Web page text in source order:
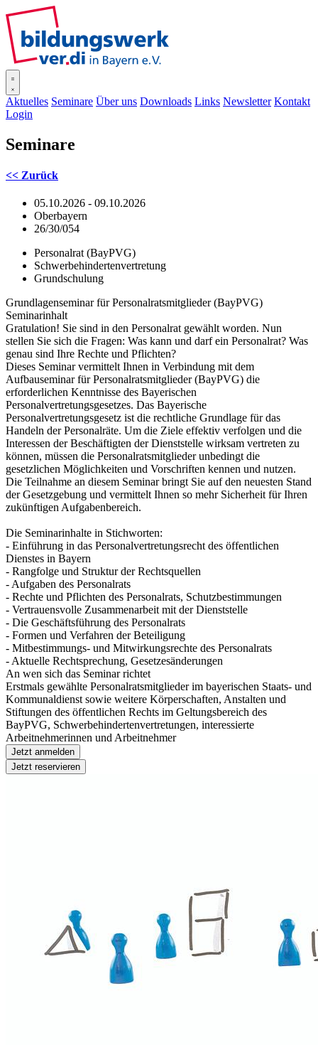
Aktuelles Seminare Über uns Downloads Links Newsletter Kontakt
Login
Seminare
<< Zurück
05.10.2026 - 09.10.2026
Oberbayern
26/30/054
Personalrat (BayPVG)
Schwerbehindertenvertretung
Grundschulung
Grundlagenseminar für Personalratsmitglieder (BayPVG)
Seminarinhalt
Gratulation! Sie sind in den Personalrat gewählt worden. Nun
stellen Sie sich die Fragen: Was kann und darf ein Personalrat? Was
genau sind Ihre Rechte und Pflichten?
Dieses Seminar vermittelt Ihnen in Verbindung mit dem
Aufbauseminar für Personalratsmitglieder (BayPVG) die
erforderlichen Kenntnisse des Bayerischen
Personalvertretungsgesetzes. Das Bayerische
Personalvertretungsgesetz ist die rechtliche Grundlage für das
Handeln der Personalräte. Um die Ziele effektiv verfolgen und die
Interessen der Beschäftigten der Dienststelle wirksam vertreten zu
können, müssen die Personalratsmitglieder unbedingt die
gesetzlichen Möglichkeiten und Vorschriften kennen und nutzen.
Die Teilnahme an diesem Seminar bringt Sie auf den neuesten Stand
der Gesetzgebung und vermittelt Ihnen so mehr Sicherheit für Ihren
zukünftigen Aufgabenbereich.
Die Seminarinhalte in Stichworten:
- Einführung in das Personalvertretungsrecht des öffentlichen
Dienstes in Bayern
- Rangfolge und Struktur der Rechtsquellen
- Aufgaben des Personalrats
- Rechte und Pflichten des Personalrats, Schutzbestimmungen
- Vertrauensvolle Zusammenarbeit mit der Dienststelle
- Die Geschäftsführung des Personalrats
- Formen und Verfahren der Beteiligung
- Mitbestimmungs- und Mitwirkungsrechte des Personalrats
- Aktuelle Rechtsprechung, Gesetzesänderungen
An wen sich das Seminar richtet
Erstmals gewählte Personalratsmitglieder im bayerischen Staats- und
Kommunaldienst sowie weitere Körperschaften, Anstalten und
Stiftungen des öffentlichen Rechts im Geltungsbereich des
BayPVG, Schwerbehindertenvertretungen, interessierte
Arbeitnehmerinnen und Arbeitnehmer
Jetzt anmelden
Jetzt reservieren